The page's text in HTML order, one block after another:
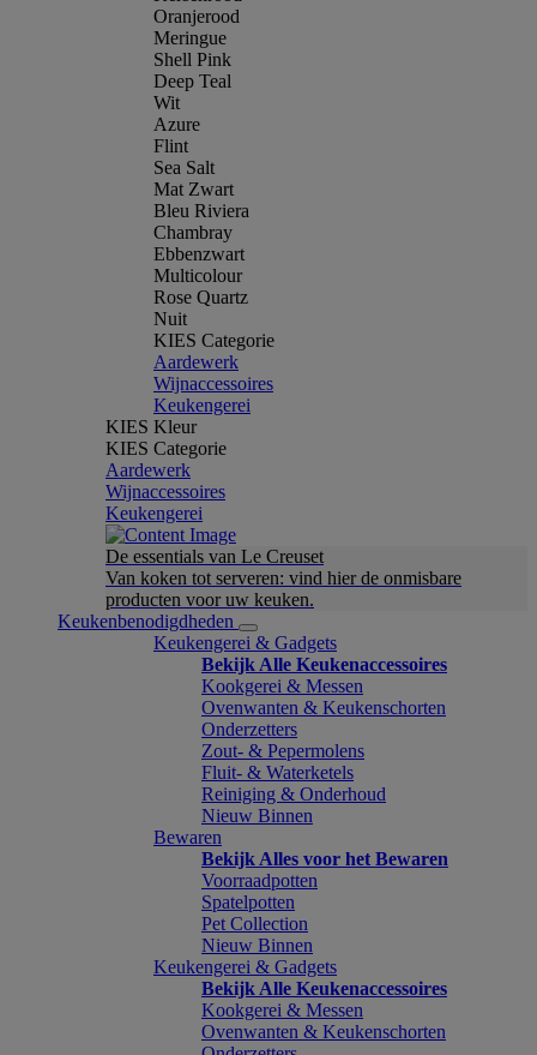
Oranjerood
Meringue
Shell Pink
Deep Teal
Wit
Azure
Flint
Sea Salt
Mat Zwart
Bleu Riviera
Chambray
Ebbenzwart
Multicolour
Rose Quartz
Nuit
KIES Categorie
Aardewerk
Wijnaccessoires
Keukengerei
KIES Kleur
KIES Categorie
Aardewerk
Wijnaccessoires
Keukengerei
De essentials van Le Creuset
Van koken tot serveren: vind hier de onmisbare
producten voor uw keuken.
Keukenbenodigdheden
Keukengerei & Gadgets
Bekijk Alle Keukenaccessoires
Kookgerei & Messen
Ovenwanten & Keukenschorten
Onderzetters
Zout- & Pepermolens
Fluit- & Waterketels
Reiniging & Onderhoud
Nieuw Binnen
Bewaren
Bekijk Alles voor het Bewaren
Voorraadpotten
Spatelpotten
Pet Collection
Nieuw Binnen
Keukengerei & Gadgets
Bekijk Alle Keukenaccessoires
Kookgerei & Messen
Ovenwanten & Keukenschorten